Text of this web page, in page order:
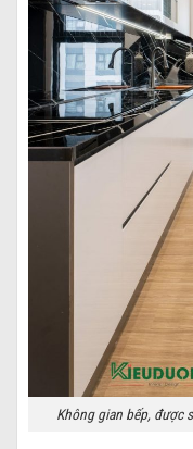
Không gian bếp, được